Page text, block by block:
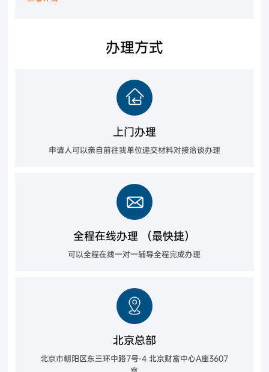
办理方式
上门办理
申请人可以亲自前往我单位递交材料对接洽谈办理
全程在线办理 （最快捷）
可以全程在线一对一辅导全程完成办理
北京总部
北京市朝阳区东三环中路7号-4 北京财富中心A座3607